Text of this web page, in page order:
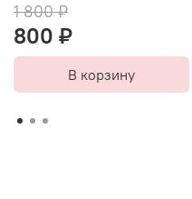
1 800 ₽
800 ₽
В корзину